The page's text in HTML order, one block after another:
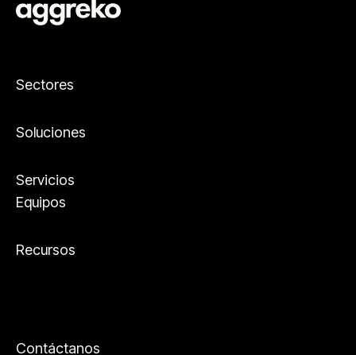
Sectores
Soluciones
Servicios
Equipos
Recursos
Contáctanos